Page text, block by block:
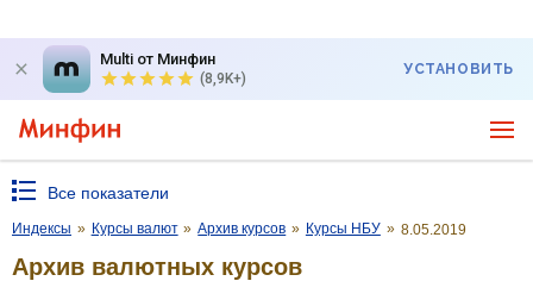
Multi от Минфин
(8,9K+)
УСТАНОВИТЬ
Все показатели
Индексы » Курсы валют » Архив курсов » Курсы НБУ » 8.05.2019
Архив валютных курсов